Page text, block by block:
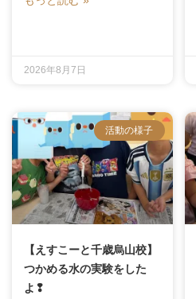
2026年8月7日
活動の様子
【えすこーと千歳烏山校】
つかめる水の実験をした
よ❢